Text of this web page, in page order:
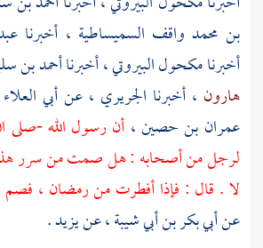
بن محمد واقف السميساطية ، أخبرنا
أخبرنامكحول البيروتي، أخبرناأحمد بن
هارون ، أخبرنا الجريري ، عنأبي العلاء
عمران بن حصين، أن رسول الله -صلى
لرجل من أصحابه : هل صمت من سرر هذا
لا . قال : فإذا أفطرت من رمضان ، فصم
عنأبي بكر بن أبي شيبة، عنيزيد.